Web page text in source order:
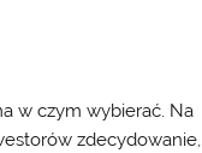
w czym wybierać. Na
zdecydowanie,